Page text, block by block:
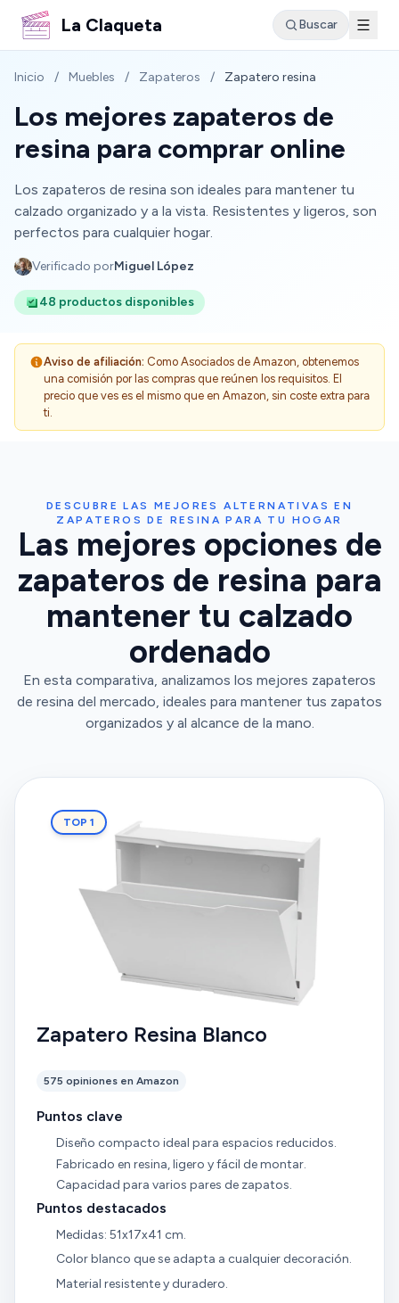
La Claqueta Buscar
Inicio / Muebles / Zapateros / Zapatero resina
Los mejores zapateros de
resina para comprar online
Los zapateros de resina son ideales para mantener tu
calzado organizado y a la vista. Resistentes y ligeros, son
perfectos para cualquier hogar.
Verificado porMiguel López
48 productos disponibles
Aviso de afiliación: Como Asociados de Amazon, obtenemos
una comisión por las compras que reúnen los requisitos. El
precio que ves es el mismo que en Amazon, sin coste extra para
ti.
DESCUBRE LAS MEJORES ALTERNATIVAS EN
ZAPATEROS DE RESINA PARA TU HOGAR
Las mejores opciones de
zapateros de resina para
mantener tu calzado
ordenado
En esta comparativa, analizamos los mejores zapateros
de resina del mercado, ideales para mantener tus zapatos
organizados y al alcance de la mano.
TOP 1
Zapatero Resina Blanco
575 opiniones en Amazon
Puntos clave
Diseño compacto ideal para espacios reducidos.
Fabricado en resina, ligero y fácil de montar.
Capacidad para varios pares de zapatos.
Puntos destacados
Medidas: 51x17x41 cm.
Color blanco que se adapta a cualquier decoración.
Material resistente y duradero.